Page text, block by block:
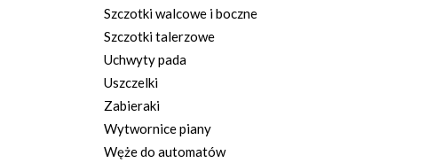
Szczotki walcowe i boczne
Szczotki talerzowe
Uchwyty pada
Uszczelki
Zabieraki
Wytwornice piany
Węże do automatów